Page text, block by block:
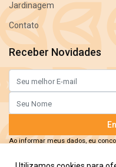
Jardinagem
Contato
Receber Novidades
Ao informar meus dados, eu